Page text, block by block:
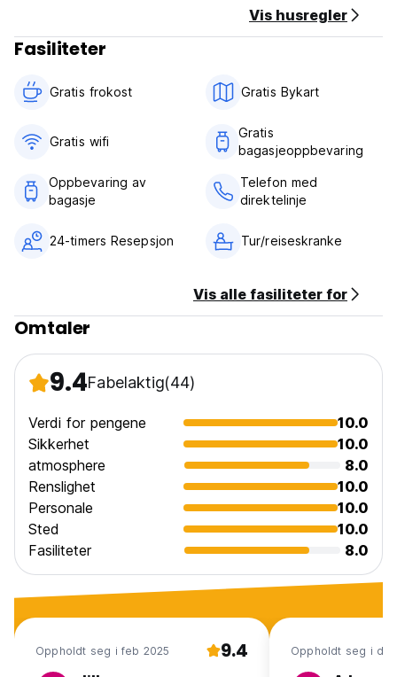
Vis husregler
Fasiliteter
Gratis frokost‎ Gratis Bykart
Gratis wifi‎
Gratis
bagasjeoppbevaring
Oppbevaring av
bagasje
Telefon med
direktelinje
24-timers Resepsjon Tur/reiseskranke
Vis alle fasiliteter for
Omtaler
9.4Fabelaktig(44)
Verdi for pengene
10.0
Sikkerhet
10.0
atmosphere
8.0
Renslighet
10.0
Personale
10.0
Sted
10.0
Fasiliteter
8.0
Oppholdt seg i feb 2025 9.4 Oppholdt seg i